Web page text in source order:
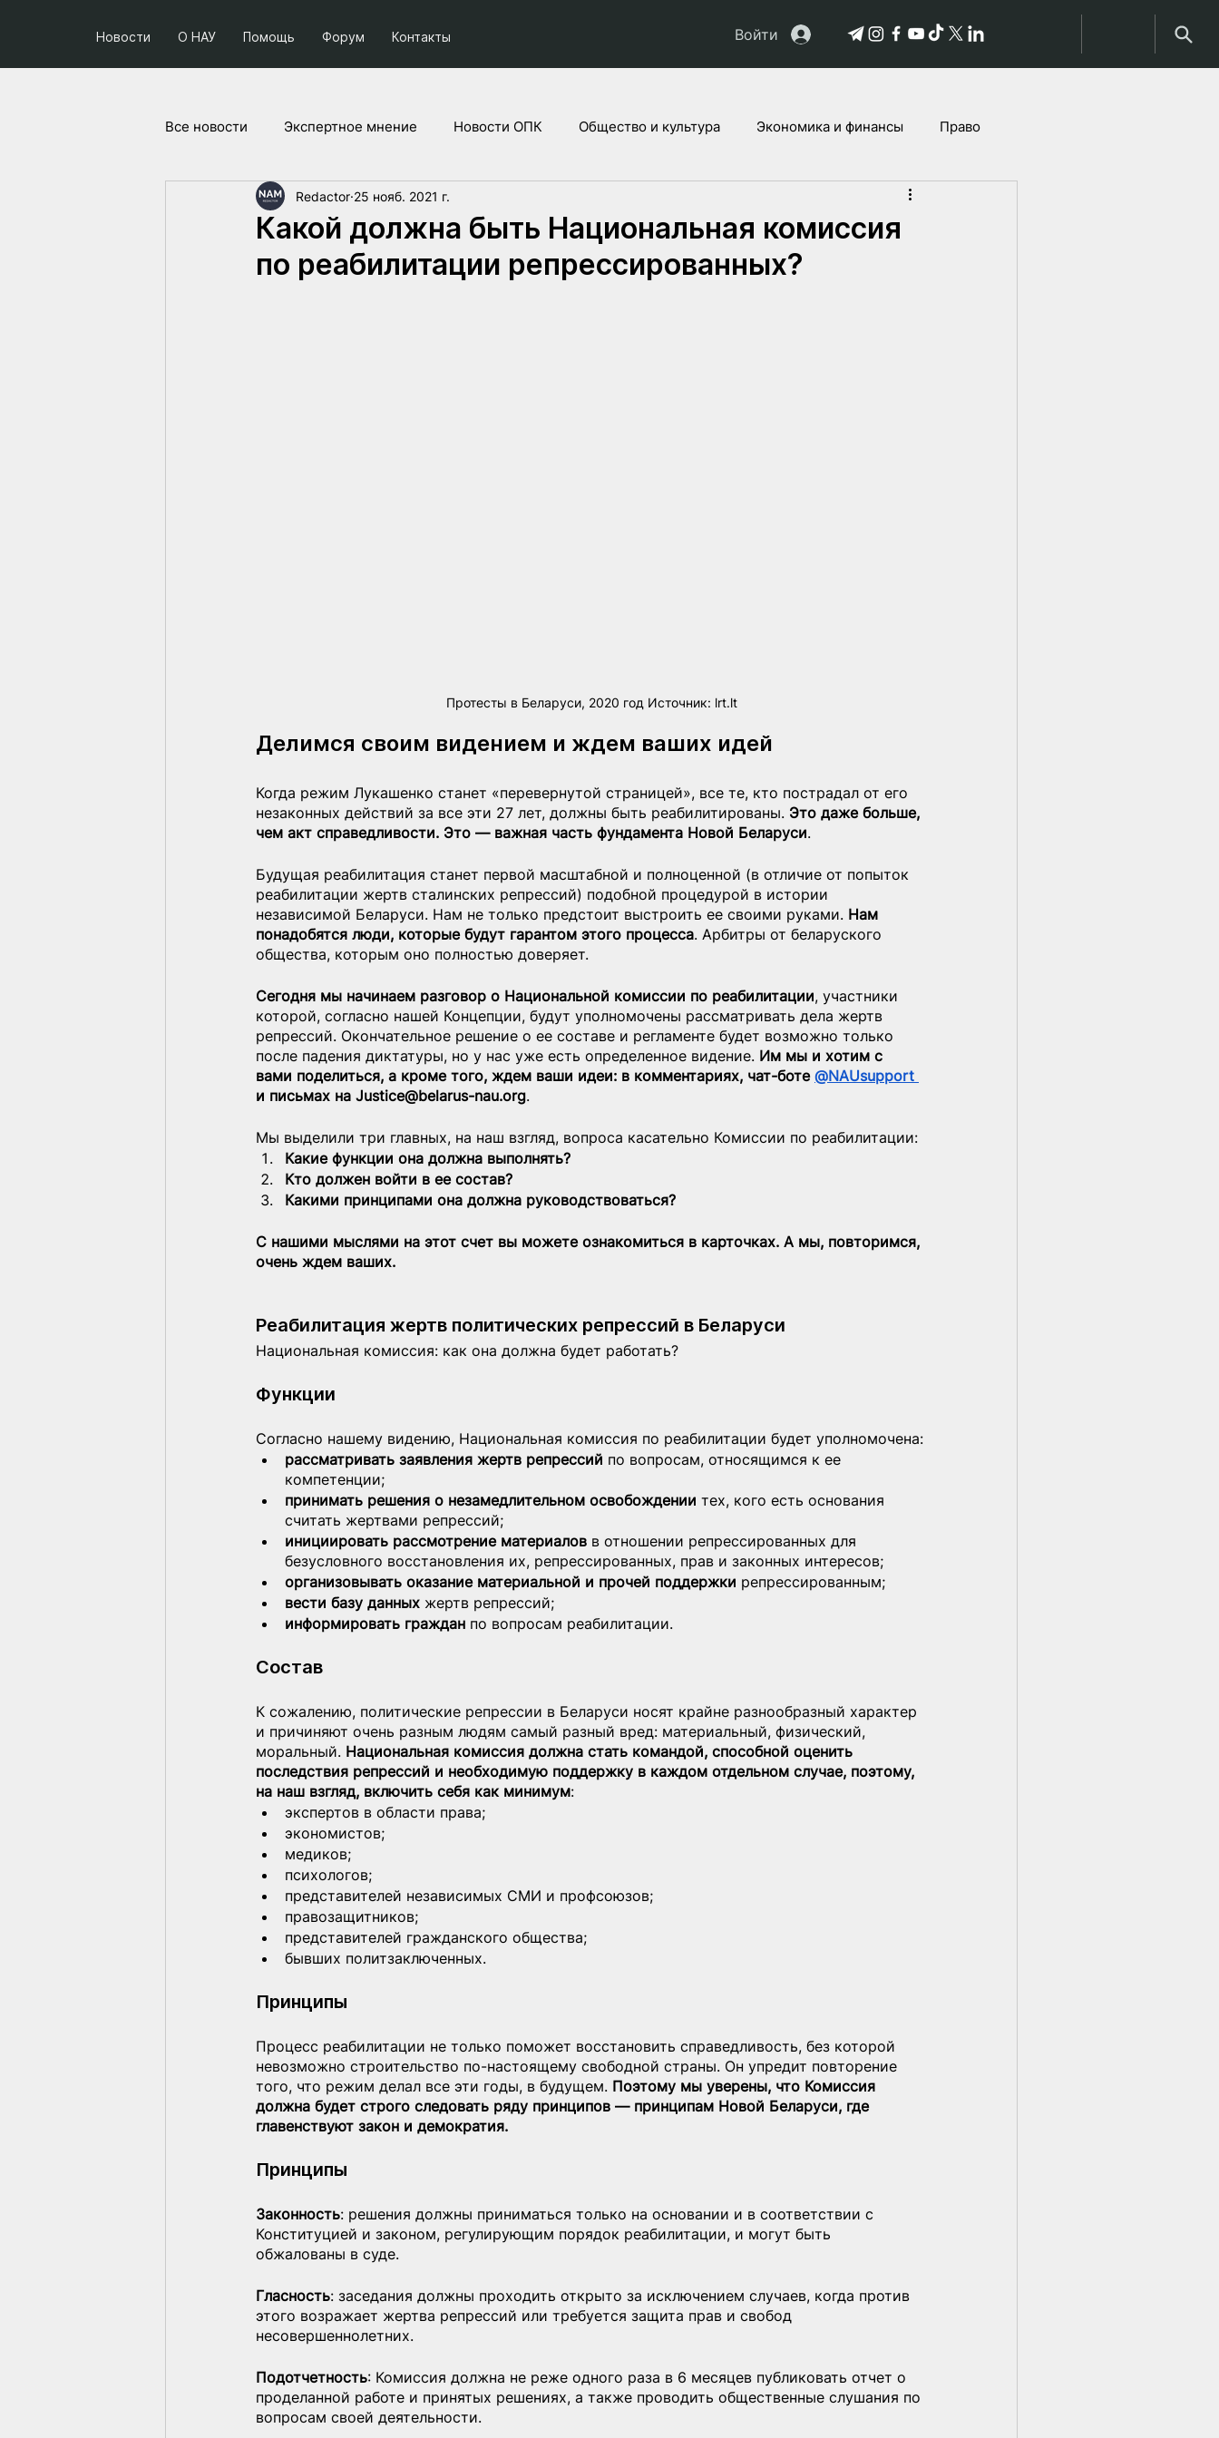
Новости О НАУ Помощь Форум Контакты Войти
Все новости Экспертное мнение Новости ОПК Общество и культура Экономика и финансы Право
Социум и политика Проекты НАУ Истории пострадавших
Какой должна быть Национальная комиссия
по реабилитации репрессированных?
Redactor 25 нояб. 2021 г.
Протесты в Беларуси, 2020 год Источник: lrt.lt
Делимся своим видением и ждем ваших идей
Когда режим Лукашенко станет «перевернутой страницей», все те, кто пострадал от его
незаконных действий за все эти 27 лет, должны быть реабилитированы. Это даже больше,
чем акт справедливости. Это — важная часть фундамента Новой Беларуси.
Будущая реабилитация станет первой масштабной и полноценной (в отличие от попыток
реабилитации жертв сталинских репрессий) подобной процедурой в истории
независимой Беларуси. Нам не только предстоит выстроить ее своими руками. Нам
понадобятся люди, которые будут гарантом этого процесса. Арбитры от беларуского
общества, которым оно полностью доверяет.
Сегодня мы начинаем разговор о Национальной комиссии по реабилитации, участники
которой, согласно нашей Концепции, будут уполномочены рассматривать дела жертв
репрессий. Окончательное решение о ее составе и регламенте будет возможно только
после падения диктатуры, но у нас уже есть определенное видение. Им мы и хотим с
вами поделиться, а кроме того, ждем ваши идеи: в комментариях, чат-боте @NAUsupport
и письмах на Justice@belarus-nau.org.
Мы выделили три главных, на наш взгляд, вопроса касательно Комиссии по реабилитации:
Какие функции она должна выполнять?
Кто должен войти в ее состав?
Какими принципами она должна руководствоваться?
С нашими мыслями на этот счет вы можете ознакомиться в карточках. А мы, повторимся,
очень ждем ваших.
Реабилитация жертв политических репрессий в Беларуси
Национальная комиссия: как она должна будет работать?
Функции
Согласно нашему видению, Национальная комиссия по реабилитации будет уполномочена:
рассматривать заявления жертв репрессий по вопросам, относящимся к ее
компетенции;
принимать решения о незамедлительном освобождении тех, кого есть основания
считать жертвами репрессий;
инициировать рассмотрение материалов в отношении репрессированных для
безусловного восстановления их, репрессированных, прав и законных интересов;
организовывать оказание материальной и прочей поддержки репрессированным;
вести базу данных жертв репрессий;
информировать граждан по вопросам реабилитации.
Состав
К сожалению, политические репрессии в Беларуси носят крайне разнообразный характер
и причиняют очень разным людям самый разный вред: материальный, физический,
моральный. Национальная комиссия должна стать командой, способной оценить
последствия репрессий и необходимую поддержку в каждом отдельном случае, поэтому,
на наш взгляд, включить себя как минимум:
экспертов в области права;
экономистов;
медиков;
психологов;
представителей независимых СМИ и профсоюзов;
правозащитников;
представителей гражданского общества;
бывших политзаключенных.
Принципы
Процесс реабилитации не только поможет восстановить справедливость, без которой
невозможно строительство по-настоящему свободной страны. Он упредит повторение
того, что режим делал все эти годы, в будущем. Поэтому мы уверены, что Комиссия
должна будет строго следовать ряду принципов — принципам Новой Беларуси, где
главенствуют закон и демократия.
Принципы
Законность: решения должны приниматься только на основании и в соответствии с
Конституцией и законом, регулирующим порядок реабилитации, и могут быть
обжалованы в суде.
Гласность: заседания должны проходить открыто за исключением случаев, когда против
этого возражает жертва репрессий или требуется защита прав и свобод
несовершеннолетних.
Подотчетность: Комиссия должна не реже одного раза в 6 месяцев публиковать отчет о
проделанной работе и принятых решениях, а также проводить общественные слушания по
вопросам своей деятельности.